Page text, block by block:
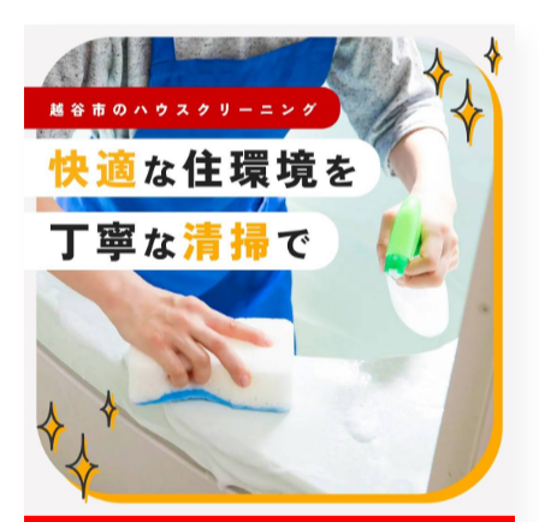
< 前のページ 一覧に戻る 次のページ >
カテゴリー Categories
全てのカテゴリー
エアコン
春日部市のハウスクリーニング
草加市のハウスクリーニング
松伏町のハウスクリーニング